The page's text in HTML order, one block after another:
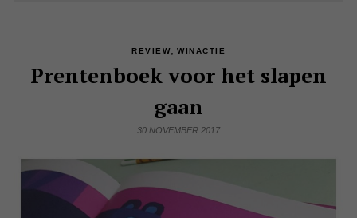
REVIEW WINACTIE
Prentenboek voor het slapen
gaan
30 NOVEMBER 2017